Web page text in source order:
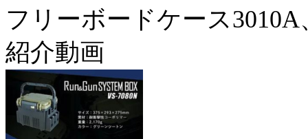
フリーボードケース3010A
紹介動画